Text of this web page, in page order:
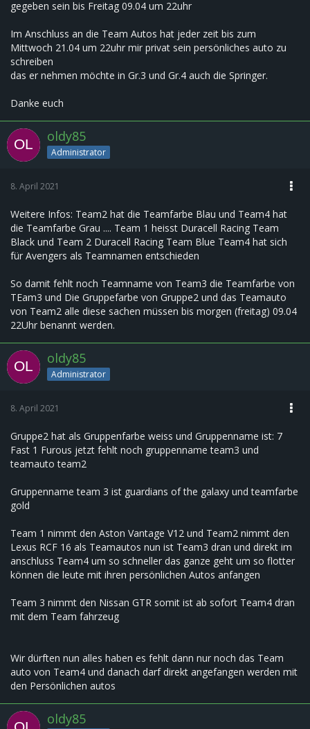
gegeben sein bis Freitag 09.04 um 22uhr
Im Anschluss an die Team Autos hat jeder zeit bis zum
Mittwoch 21.04 um 22uhr mir privat sein persönliches auto zu
schreiben
das er nehmen möchte in Gr.3 und Gr.4 auch die Springer.
Danke euch
oldy85
Administrator
8. April 2021
Weitere Infos: Team2 hat die Teamfarbe Blau und Team4 hat
die Teamfarbe Grau .... Team 1 heisst Duracell Racing Team
Black und Team 2 Duracell Racing Team Blue Team4 hat sich
für Avengers als Teamnamen entschieden
So damit fehlt noch Teamname von Team3 die Teamfarbe von
TEam3 und Die Gruppefarbe von Gruppe2 und das Teamauto
von Team2 alle diese sachen müssen bis morgen (freitag) 09.04
22Uhr benannt werden.
oldy85
Administrator
8. April 2021
Gruppe2 hat als Gruppenfarbe weiss und Gruppenname ist: 7
Fast 1 Furous jetzt fehlt noch gruppenname team3 und
teamauto team2
Gruppenname team 3 ist guardians of the galaxy und teamfarbe
gold
Team 1 nimmt den Aston Vantage V12 und Team2 nimmt den
Lexus RCF 16 als Teamautos nun ist Team3 dran und direkt im
anschluss Team4 um so schneller das ganze geht um so flotter
können die leute mit ihren persönlichen Autos anfangen
Team 3 nimmt den Nissan GTR somit ist ab sofort Team4 dran
mit dem Team fahrzeug
Wir dürften nun alles haben es fehlt dann nur noch das Team
auto von Team4 und danach darf direkt angefangen werden mit
den Persönlichen autos
oldy85